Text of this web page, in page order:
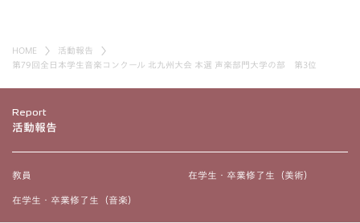
HOME
活動報告
第79回全日本学生音楽コンクール 北九州大会 本選 声楽部門大学の部 第3位
Report
活動報告
教員 在学生・卒業修了生（美術）
在学生・卒業修了生（音楽）